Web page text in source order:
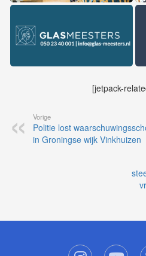
[jetpack-
Vorige
Politie lost
in Groningse wijk Vinkhuizen